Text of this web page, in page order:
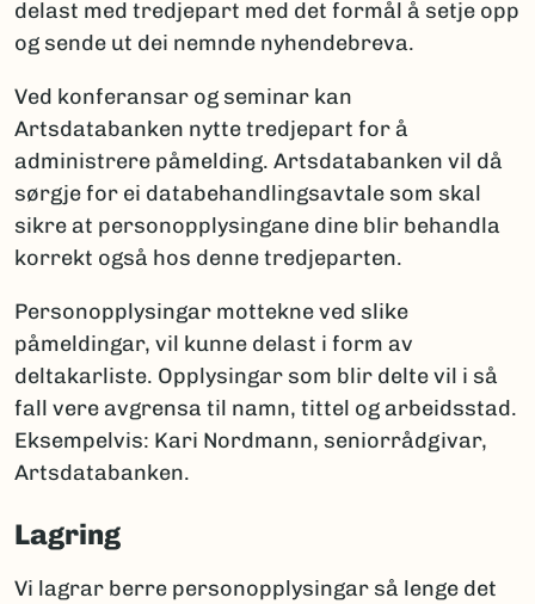
delast med tredjepart med det formål å setje opp
og sende ut dei nemnde nyhendebreva.
Ved konferansar og seminar kan
Artsdatabanken nytte tredjepart for å
administrere påmelding. Artsdatabanken vil då
sørgje for ei databehandlingsavtale som skal
sikre at personopplysingane dine blir behandla
korrekt også hos denne tredjeparten.
Personopplysingar mottekne ved slike
påmeldingar, vil kunne delast i form av
deltakarliste. Opplysingar som blir delte vil i så
fall vere avgrensa til namn, tittel og arbeidsstad.
Eksempelvis: Kari Nordmann, seniorrådgivar,
Artsdatabanken.
Lagring
Vi lagrar berre personopplysingar så lenge det